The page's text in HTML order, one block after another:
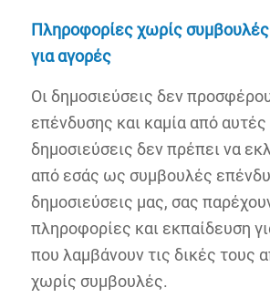
Πληροφορίες χωρίς συμβουλές
για αγορές
Οι δημοσιεύσεις δεν
επένδυσης και καμία από αυτές
δημοσιεύσεις δεν πρέπει να
από εσάς ως συμβουλές
δημοσιεύσεις μας, σας
πληροφορίες και εκπαίδευση
που λαμβάνουν τις δικές τους
χωρίς συμβουλές.